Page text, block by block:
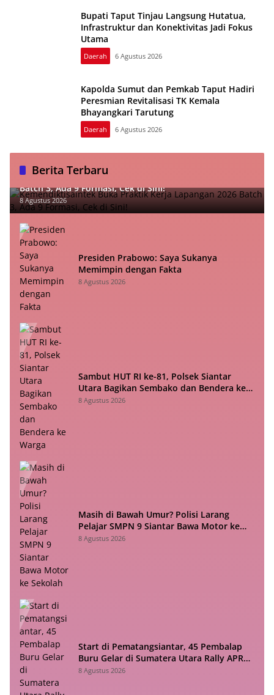
Bupati Taput Tinjau Langsung Hutatua,
Infrastruktur dan Konektivitas Jadi Fokus
Utama
Daerah 6 Agustus 2026
Kapolda Sumut dan Pemkab Taput Hadiri
Peresmian Revitalisasi TK Kemala
Bhayangkari Tarutung
Daerah 6 Agustus 2026
Berita Terbaru
Kemendiktisaintek Buka Praktik Kerja Lapangan 2026
Batch 3, Ada 9 Formasi, Cek di Sini!
8 Agustus 2026
Presiden Prabowo: Saya Sukanya
Memimpin dengan Fakta
8 Agustus 2026
Sambut HUT RI ke-81, Polsek Siantar
Utara Bagikan Sembako dan Bendera ke
Warga
8 Agustus 2026
Masih di Bawah Umur? Polisi Larang
Pelajar SMPN 9 Siantar Bawa Motor ke
Sekolah
8 Agustus 2026
Start di Pematangsiantar, 45 Pembalap
Buru Gelar di Sumatera Utara Rally APRC
2026
8 Agustus 2026